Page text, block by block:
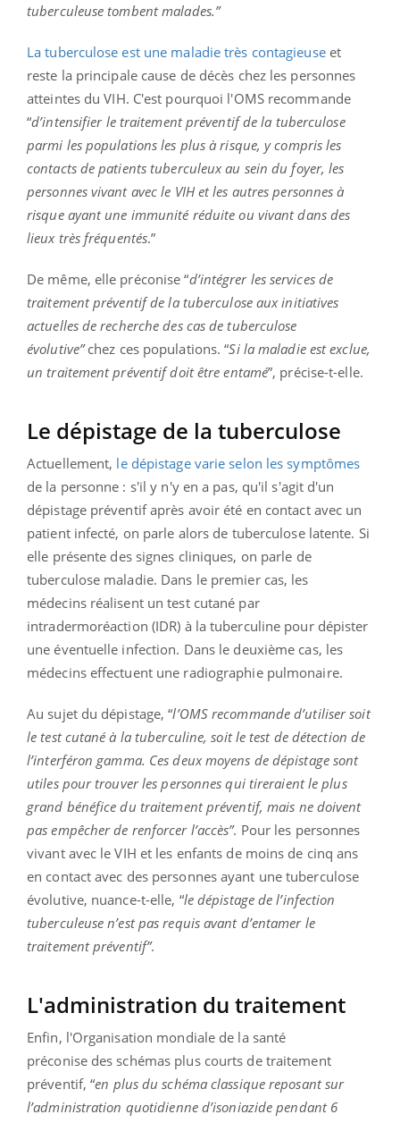
tuberculeuse tombent malades.”
La tuberculose est une maladie très contagieuseet
reste la principale cause de décès chez les personnes
atteintes du VIH. C'est pourquoi l'OMS recommande
“d’intensifier le traitement préventif de la tuberculose
parmi les populations les plus à risque, y compris les
contacts de patients tuberculeux au sein du foyer, les
personnes vivant avec le VIH et les autres personnes à
risque ayant une immunité réduite ou vivant dans des
lieux très fréquentés.”
De même, elle préconise “d’intégrer les services de
traitement préventif de la tuberculose aux initiatives
actuelles de recherche des cas de tuberculose
évolutive”chez ces populations. “Si la maladie est exclue,
un traitement préventif doit être entamé”, précise-t-elle.
Le dépistage de la tuberculose
Actuellement, le dépistage varie selon les symptômes
de la personne : s'il y n'y en a pas, qu'il s'agit d'un
dépistage préventif après avoir été en contact avec un
patient infecté, on parle alors de tuberculose latente. Si
elle présente des signes cliniques, on parle de
tuberculose maladie. Dans le premier cas, les
médecins réalisent un test cutané par
intradermoréaction (IDR) à la tuberculine pour dépister
une éventuelle infection. Dans le deuxième cas, les
médecins effectuent une radiographie pulmonaire.
Au sujet du dépistage, “l’OMS recommande d’utiliser soit
le test cutané à la tuberculine, soit le test de détection de
l’interféron gamma. Ces deux moyens de dépistage sont
utiles pour trouver les personnes qui tireraient le plus
grand bénéfice du traitement préventif, mais ne doivent
pas empêcher de renforcer l’accès”. Pour les personnes
vivant avec le VIH et les enfants de moins de cinq ans
en contact avec des personnes ayant une tuberculose
évolutive, nuance-t-elle, “le dépistage de l’infection
tuberculeuse n’est pas requis avant d’entamer le
traitement préventif”.
L'administration du traitement
Enfin, l'Organisation mondiale de la santé
préconise des schémas plus courts de traitement
préventif, “en plus du schéma classique reposant sur
l’administration quotidienne d’isoniazide pendant 6